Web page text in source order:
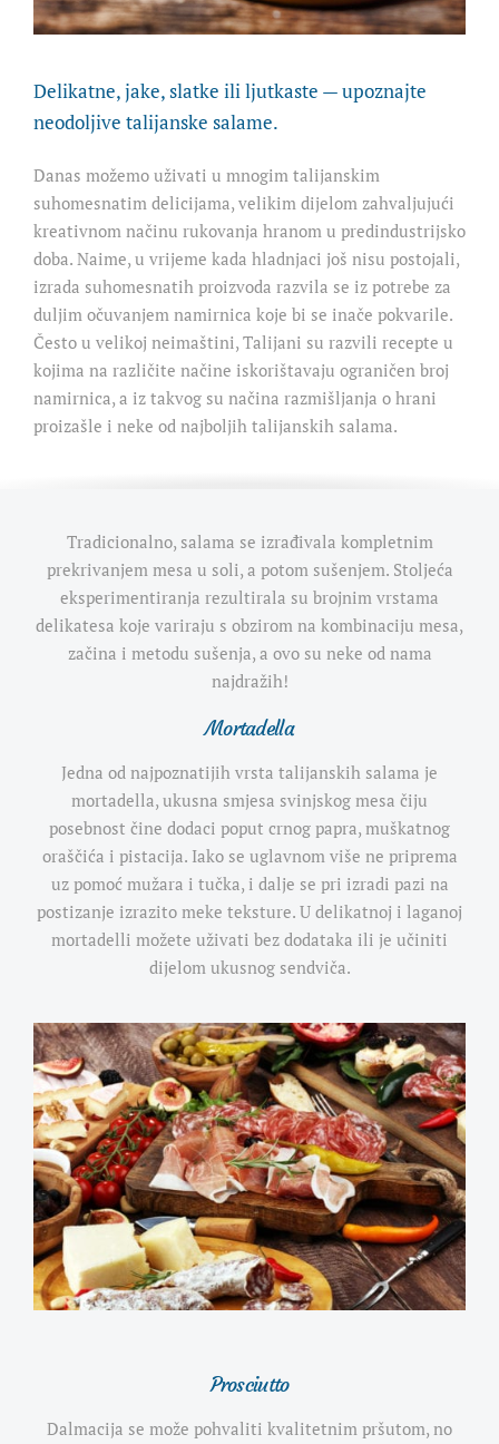
Delikatne, jake, slatke ili ljutkaste — upoznajte
neodoljive talijanske salame.
Danas možemo uživati u mnogim talijanskim
suhomesnatim delicijama, velikim dijelom zahvaljujući
kreativnom načinu rukovanja hranom u predindustrijsko
doba. Naime, u vrijeme kada hladnjaci još nisu postojali,
izrada suhomesnatih proizvoda razvila se iz potrebe za
duljim očuvanjem namirnica koje bi se inače pokvarile.
Često u velikoj neimaštini, Talijani su razvili recepte u
kojima na različite načine iskorištavaju ograničen broj
namirnica, a iz takvog su načina razmišljanja o hrani
proizašle i neke od najboljih talijanskih salama.
Tradicionalno, salama se izrađivala kompletnim
prekrivanjem mesa u soli, a potom sušenjem. Stoljeća
eksperimentiranja rezultirala su brojnim vrstama
delikatesa koje variraju s obzirom na kombinaciju mesa,
začina i metodu sušenja, a ovo su neke od nama
najdražih!
Mortadella
Jedna od najpoznatijih vrsta talijanskih salama je
mortadella, ukusna smjesa svinjskog mesa čiju
posebnost čine dodaci poput crnog papra, muškatnog
oraščića i pistacija. Iako se uglavnom više ne priprema
uz pomoć mužara i tučka, i dalje se pri izradi pazi na
postizanje izrazito meke teksture. U delikatnoj i laganoj
mortadelli možete uživati bez dodataka ili je učiniti
dijelom ukusnog sendviča.
Prosciutto
Dalmacija se može pohvaliti kvalitetnim pršutom, no